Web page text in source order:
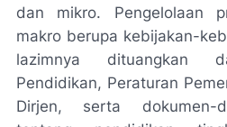
dan mikro. Pengelolaan
makro berupa kebijakan-
lazimnya dituangkan
Pendidikan, Peraturan
Dirjen, serta dokumen-